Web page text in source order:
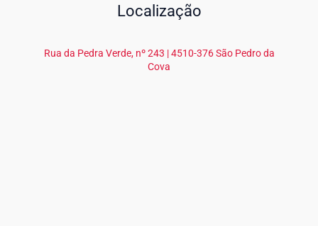
Localização
Rua da Pedra Verde, nº 243 | 4510-376 São Pedro da
Cova